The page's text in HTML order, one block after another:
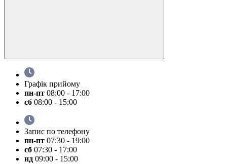
Графік прийому
пн-пт 08:00 - 17:00
сб 08:00 - 15:00
Запис по телефону
пн-пт 07:30 - 19:00
сб 07:30 - 17:00
нд 09:00 - 15:00